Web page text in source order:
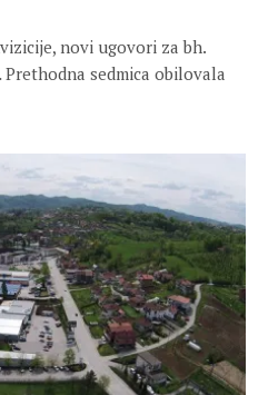
novi ugovori za bh.
sedmica obilovala